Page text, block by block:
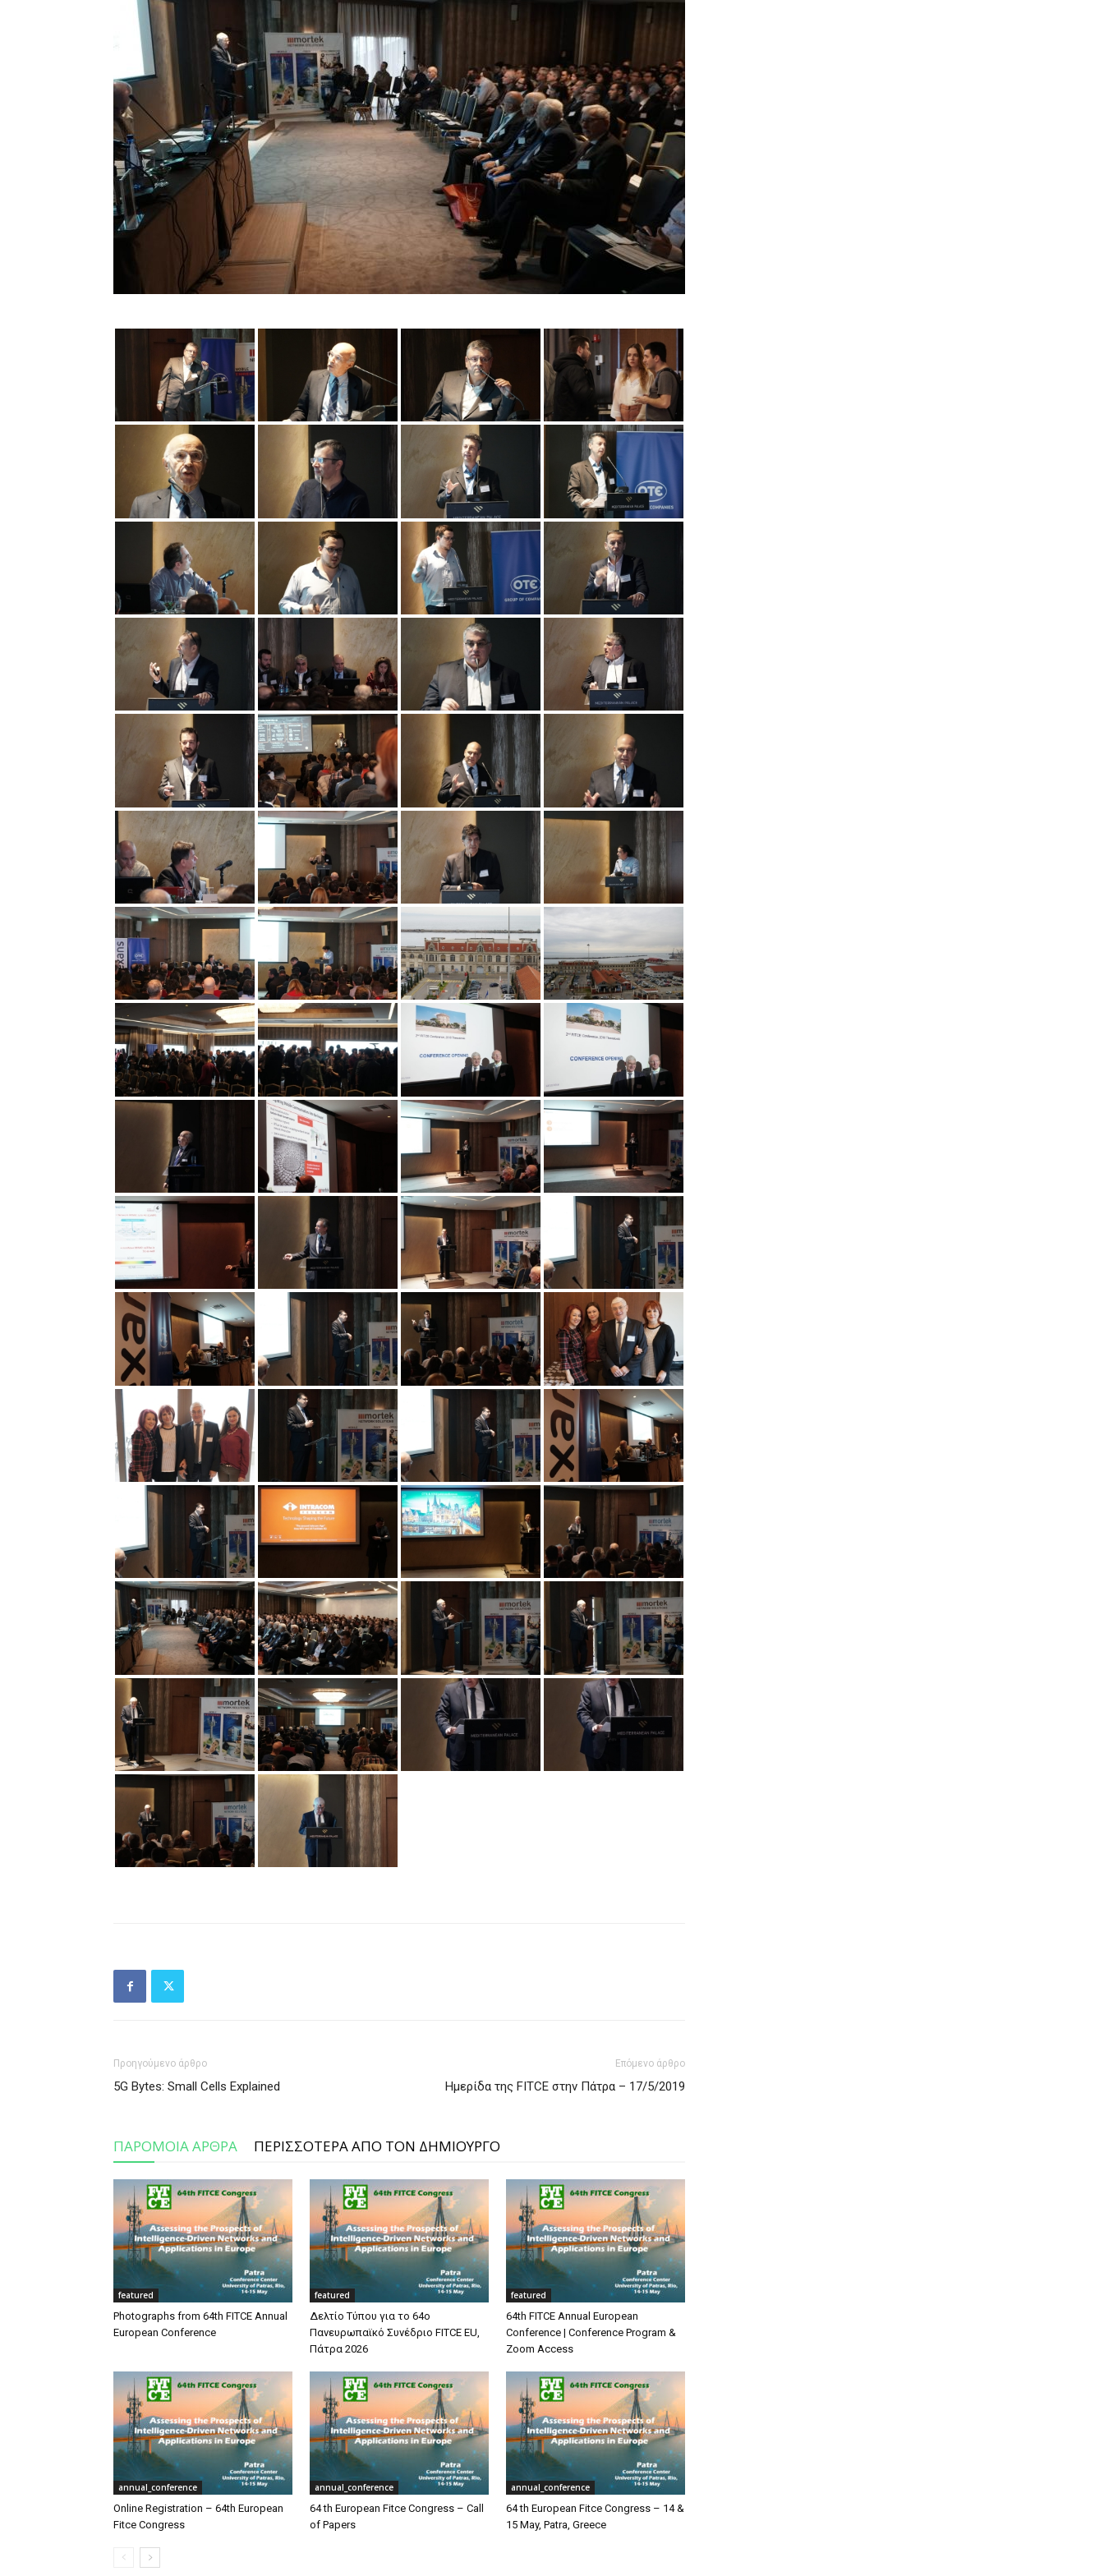
Προηγούμενο άρθρο
5G Bytes: Small Cells Explained
Επόμενο άρθρο
Ημερίδα της FITCE στην Πάτρα – 17/5/2019
ΠΑΡΟΜΟΙΑ ΑΡΘΡΑ ΠΕΡΙΣΣΟΤΕΡΑ ΑΠΟ ΤΟΝ ΔΗΜΙΟΥΡΓΟ
featured
Photographs from 64th FITCE Annual
European Conference
featured
Δελτίο Τύπου για το 64ο
Πανευρωπαϊκό Συνέδριο FITCE EU,
Πάτρα 2026
featured
64th FITCE Annual European
Conference | Conference Program &
Zoom Access
annual_conference
Online Registration – 64th European
Fitce Congress
annual_conference
64 th European Fitce Congress – Call
of Papers
annual_conference
64 th European Fitce Congress – 14 &
15 May, Patra, Greece